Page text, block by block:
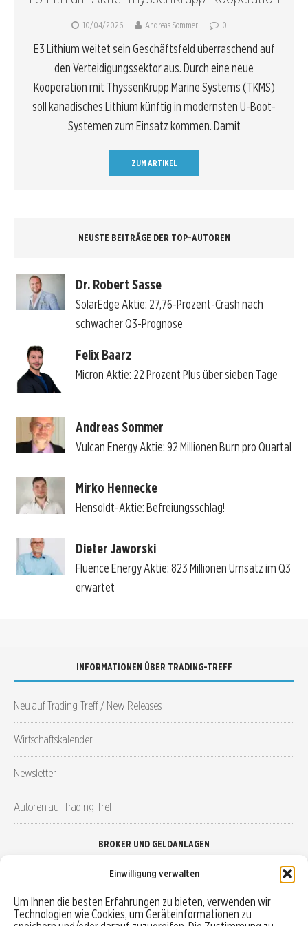
Einwilligung verwalten
Um Ihnen die besten Erfahrungen zu bieten, verwenden wir
Technologien wie Cookies, um Geräteinformationen zu
10/04/2026 Andreas Sommer 0
E3 Lithium weitet sein Geschäftsfeld überraschend auf
den Verteidigungssektor aus. Durch eine neue
Kooperation mit ThyssenKrupp Marine Systems (TKMS)
soll kanadisches Lithium künftig in modernsten U-Boot-
Systemen zum Einsatz kommen. Damit
ZUM ARTIKEL
NEUSTE BEITRÄGE DER TOP-AUTOREN
Dr. Robert Sasse
SolarEdge Aktie: 27,76-Prozent-Crash nach
schwacher Q3-Prognose
Felix Baarz
Micron Aktie: 22 Prozent Plus über sieben Tage
Andreas Sommer
Vulcan Energy Aktie: 92 Millionen Burn pro Quartal
Mirko Hennecke
Hensoldt-Aktie: Befreiungsschlag!
Dieter Jaworski
Fluence Energy Aktie: 823 Millionen Umsatz im Q3
erwartet
INFORMATIONEN ÜBER TRADING-TREFF
Neu auf Trading-Treff / New Releases
Wirtschaftskalender
Newsletter
Autoren auf Trading-Treff
BROKER UND GELDANLAGEN
Robo-Advisor vergleichen